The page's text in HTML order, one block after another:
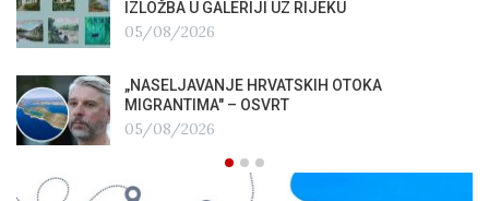
IZLOŽBA U GALERIJI UZ RIJEKU
05/08/2026
„NASELJAVANJE HRVATSKIH OTOKA
MIGRANTIMA″ – OSVRT
05/08/2026